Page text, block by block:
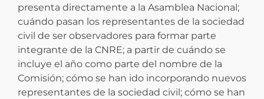
presenta directamente a la Asamblea Nacional;
cuándo pasan los representantes de la sociedad
civil de ser observadores para formar parte
integrante de la CNRE; a partir de cuándo se
incluye el año como parte del nombre de la
Comisión; cómo se han ido incorporando nuevos
representantes de la sociedad civil; cómo se han